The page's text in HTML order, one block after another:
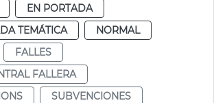
EN PORTADA
TEMÁTICA
NORMAL
FALLES
FALLERA
SUBVENCIONES